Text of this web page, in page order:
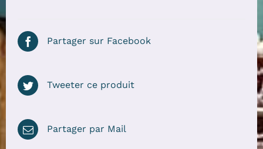
Partager sur Facebook
Tweeter ce produit
Partager par Mail